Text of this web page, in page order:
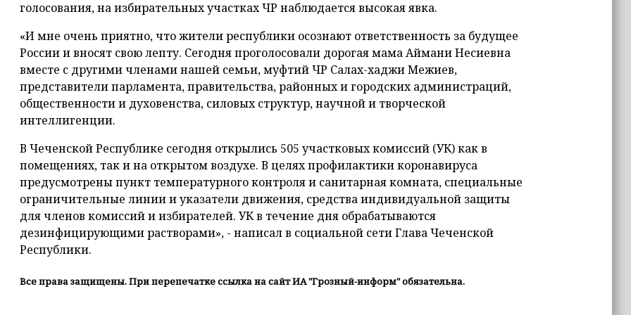
голосования, на избирательных участках ЧР наблюдается высокая явка.
«И мне очень приятно, что жители республики осознают ответственность за будущее
России и вносят свою лепту. Сегодня проголосовали дорогая мама Аймани Несиевна
вместе с другими членами нашей семьи, муфтий ЧР Салах-хаджи Межиев,
представители парламента, правительства, районных и городских администраций,
общественности и духовенства, силовых структур, научной и творческой
интеллигенции.
В Чеченской Республике сегодня открылись 505 участковых комиссий (УК) как в
помещениях, так и на открытом воздухе. В целях профилактики коронавируса
предусмотрены пункт температурного контроля и санитарная комната, специальные
ограничительные линии и указатели движения, средства индивидуальной защиты
для членов комиссий и избирателей. УК в течение дня обрабатываются
дезинфицирующими растворами», - написал в социальной сети Глава Чеченской
Республики.
Все права защищены. При перепечатке ссылка на сайт ИА "Грозный-информ" обязательна.